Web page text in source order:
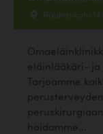
Rauhankatu 14
eläinlääkäri- ja
Tarjoamme
hoidamme...